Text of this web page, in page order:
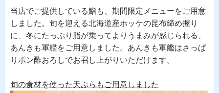
当店でご提供している鮨も、期間限定メニューをご用意
しました。旬を迎える北海道産ホッケの昆布締め握り
に、冬にたっぷり脂が乗ってよりうまみが感じられる、
あんきも軍艦をご用意しました。あんきも軍艦はさっぱ
りポン酢おろしでお召し上がりいただけます。
旬の食材を使った天ぷらもご用意しました